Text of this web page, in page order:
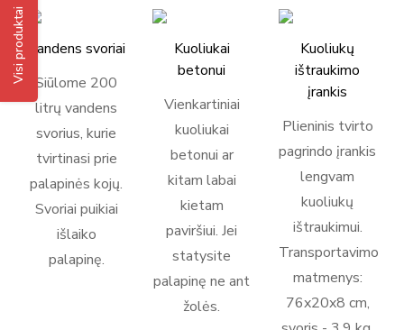
Visi produktai
Vandens svoriai
Siūlome 200
litrų vandens
svorius, kurie
tvirtinasi prie
palapinės kojų.
Svoriai puikiai
išlaiko
palapinę.
Kuoliukai
betonui
Vienkartiniai
kuoliukai
betonui ar
kitam labai
kietam
paviršiui. Jei
statysite
palapinę ne ant
žolės.
Kuoliukų
ištraukimo
įrankis
Plieninis tvirto
pagrindo įrankis
lengvam
kuoliukų
ištraukimui.
Transportavimo
matmenys:
76x20x8 cm,